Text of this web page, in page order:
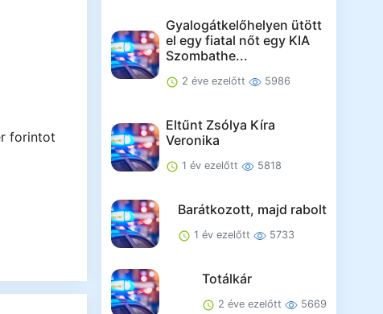
forintot
Gyalogátkelőhelyen ütött
el egy fiatal nőt egy KIA
Szombathe...
2 éve ezelőtt 5986
Eltűnt Zsólya Kíra
Veronika
1 év ezelőtt 5818
Barátkozott, majd rabolt
1 év ezelőtt 5733
Totálkár
2 éve ezelőtt 5669